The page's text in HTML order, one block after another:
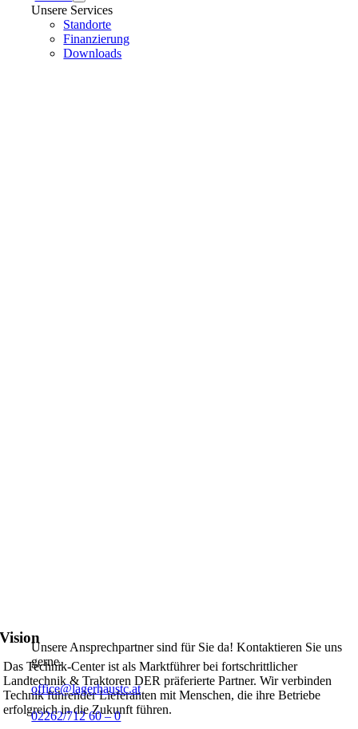
Unsere Services
Standorte
Finanzierung
Downloads
Unsere Ansprechpartner sind für Sie da! Kontaktieren Sie uns
gerne.
office@lagerhaustc.at
02262/712 60 – 0
Vision
Das Technik-Center ist als Marktführer bei fortschrittlicher
Landtechnik & Traktoren DER präferierte Partner. Wir verbinden
Technik führender Lieferanten mit Menschen, die ihre Betriebe
erfolgreich in die Zukunft führen.